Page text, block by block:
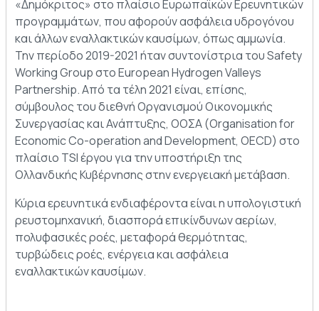
«Δημόκριτος» στο πλαίσιο Ευρωπαϊκών Ερευνητικών
προγραμμάτων, που αφορούν ασφάλεια υδρογόνου
και άλλων εναλλακτικών καυσίμων, όπως αμμωνία.
Την περίοδο 2019-2021 ήταν συντονίστρια του Safety
Working Group στο European Hydrogen Valleys
Partnership. Από τα τέλη 2021 είναι, επίσης,
σύμβουλος του διεθνή Οργανισμού Οικονομικής
Συνεργασίας και Ανάπτυξης, ΟΟΣΑ (Organisation for
Economic Co-operation and Development, OECD) στο
πλαίσιο TSI έργου για την υποστήριξη της
Ολλανδικής Κυβέρνησης στην ενεργειακή μετάβαση.
Κύρια ερευνητικά ενδιαφέροντα είναι η υπολογιστική
ρευστομηχανική, διασπορά επικίνδυνων αερίων,
πολυφασικές ροές, μεταφορά θερμότητας,
τυρβώδεις ροές, ενέργεια και ασφάλεια
εναλλακτικών καυσίμων.